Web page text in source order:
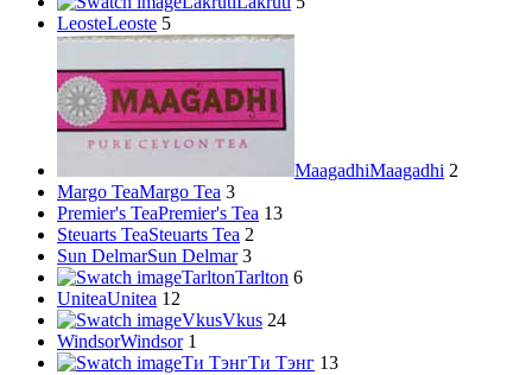
LeosteLeoste 5
MaagadhiMaagadhi 2
Margo TeaMargo Tea 3
Premier's TeaPremier's Tea 13
Steuarts TeaSteuarts Tea 2
Sun DelmarSun Delmar 3
TarltonTarlton 6
UniteaUnitea 12
VkusVkus 24
WindsorWindsor 1
Ти ТэнгТи Тэнг 13